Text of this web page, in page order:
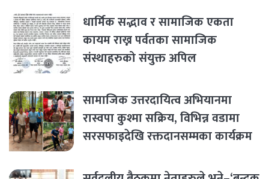
धार्मिक सद्भाव र सामाजिक एकता
कायम राख्न पर्वतका सामाजिक
संस्थाहरुको संयुक्त अपिल
सामाजिक उत्तरदायित्व अभियानमा
रास्वपा कुश्मा सक्रिय, विभिन्न वडामा
सरसफाइदेखि रक्तदानसम्मका कार्यक्रम